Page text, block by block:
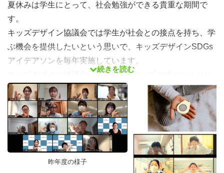
夏休みは学生にとって、社会勉強ができる貴重な期間で
す。
キッズデザイン協議会では学生が社会との接点を持ち、学
ぶ機会を提供したいという思いで、キッズデザインSDGs
アイデアソンを毎年実施しています。
キッズデザイン協議会は、「3つのキッズデザインミッシ
ョン」のもと、次世代を担う子どもたちの成長発達につな
がる社会環境の創出に寄与するために、様々な企業・団体
が集い合うNPOです。子どもの未来が持続的で明るいも
のであるように、キッズデザインの視点をレクチャーやワ
ークショップで学び、学生であるあなたの視点を活かし
て、新しい価値を提案してみませんか？
続きを読む
昨年度の様子